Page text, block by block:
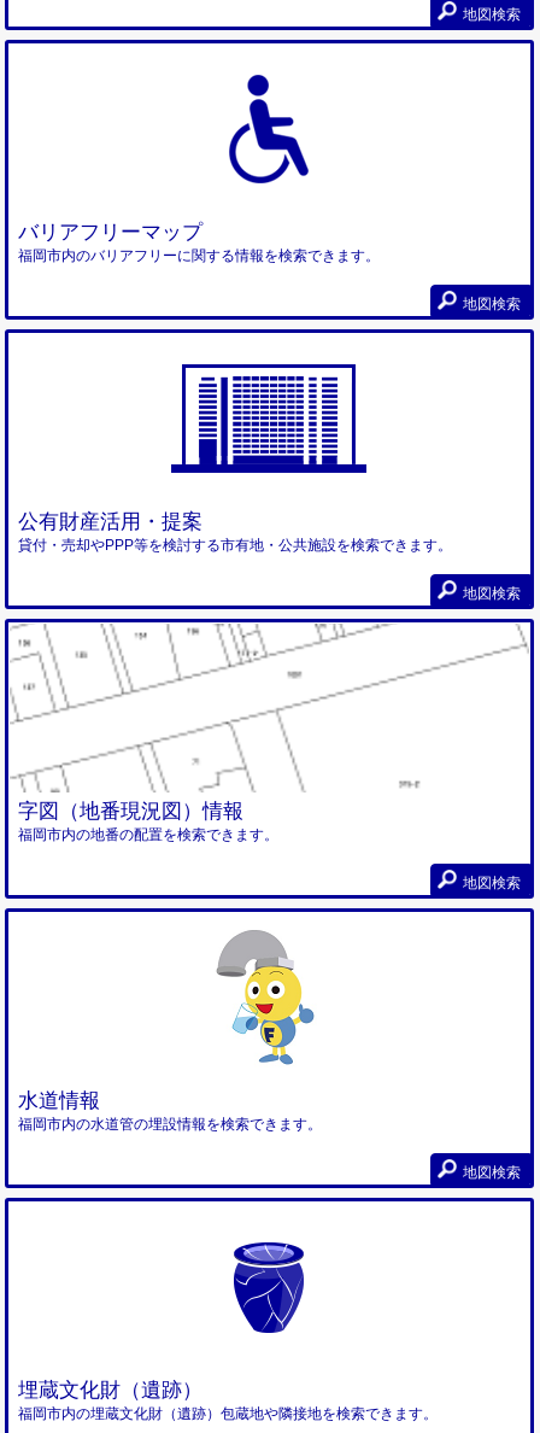
地図検索
バリアフリーマップ
福岡市内のバリアフリーに関する情報を検索できます。
地図検索
公有財産活用・提案
貸付・売却やPPP等を検討する市有地・公共施設を検索できます。
地図検索
字図（地番現況図）情報
福岡市内の地番の配置を検索できます。
地図検索
水道情報
福岡市内の水道管の埋設情報を検索できます。
地図検索
埋蔵文化財（遺跡）
福岡市内の埋蔵文化財（遺跡）包蔵地や隣接地を検索できます。